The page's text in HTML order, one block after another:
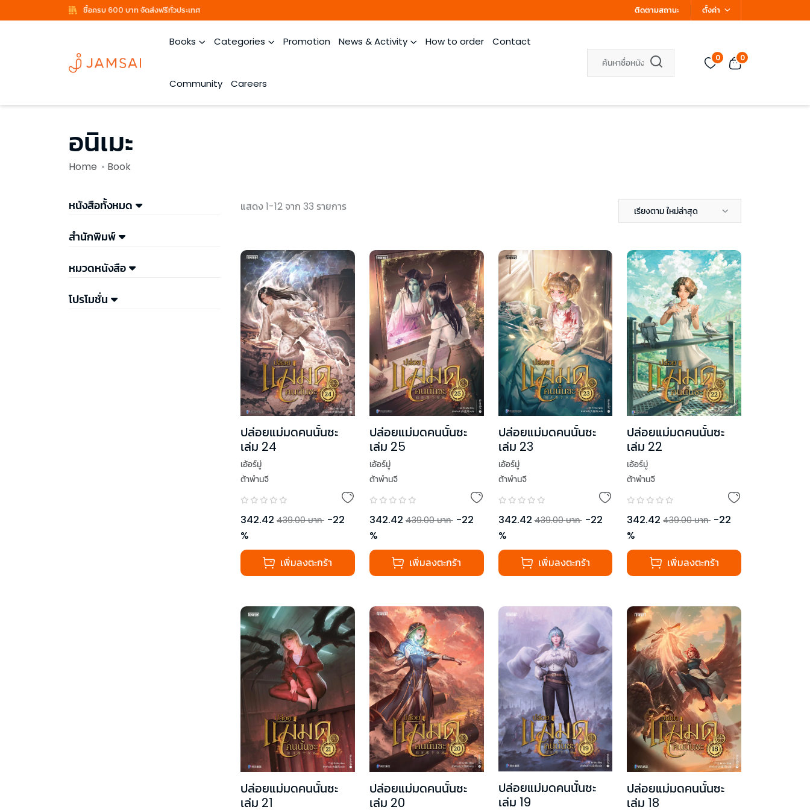
ซื้อครบ 600 บาท จัดส่งฟรีทั่วประเทศ ติดตามสถานะ ตั้งค่า
Books Categories Promotion News & Activity How to order Contact
Community Careers
0 0
อนิเมะ
Home Book
หนังสือทั้งหมด
สำนักพิมพ์
หมวดหนังสือ
โปรโมชั่น
แสดง 1-12 จาก 33 รายการ เรียงตาม ใหม่ล่าสุด
ปล่อยแม่มดคนนั้นซะ
เล่ม 24
เอ้อร์มู่
ต้าพ๋านจี
342.42 439.00 บาท -22
%
เพิ่มลงตะกร้า
ปล่อยแม่มดคนนั้นซะ
เล่ม 25
เอ้อร์มู่
ต้าพ๋านจี
342.42 439.00 บาท -22
%
เพิ่มลงตะกร้า
ปล่อยแม่มดคนนั้นซะ
เล่ม 23
เอ้อร์มู่
ต้าพ๋านจี
342.42 439.00 บาท -22
%
เพิ่มลงตะกร้า
ปล่อยแม่มดคนนั้นซะ
เล่ม 22
เอ้อร์มู่
ต้าพ๋านจี
342.42 439.00 บาท -22
%
เพิ่มลงตะกร้า
ปล่อยแม่มดคนนั้นซะ
เล่ม 21
ปล่อยแม่มดคนนั้นซะ
เล่ม 20
ปล่อยแม่มดคนนั้นซะ
เล่ม 19
ปล่อยแม่มดคนนั้นซะ
เล่ม 18